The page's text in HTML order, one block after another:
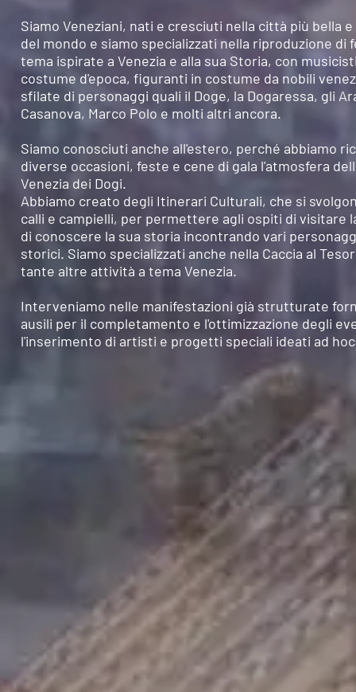
Siamo Veneziani, nati e cresciuti nella città più bella
del mondo e siamo specializzati nella riproduzione di
tema ispirate a Venezia e alla sua Storia, con
costume d'epoca, figuranti in costume da nobili
sfilate di personaggi quali il Doge, la Dogaressa, gli
Casanova, Marco Polo e molti altri ancora.
Siamo conosciuti anche all'estero, perché abbiamo
diverse occasioni, feste e cene di gala l'atmosfera
Venezia dei Dogi.
Abbiamo creato degli Itinerari Culturali, che si
calli e campielli, per permettere agli ospiti di visitare
di conoscere la sua storia incontrando vari
storici. Siamo specializzati anche nella Caccia al
tante altre attività a tema Venezia.
Interveniamo nelle manifestazioni già strutturate
ausili per il completamento e l'ottimizzazione degli
l'inserimento di artisti e progetti speciali ideati ad